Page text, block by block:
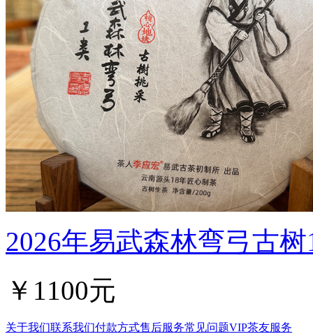
2026年易武森林弯弓古
￥1100元
关于我们联系我们付款方式售后服务常见问题VIP茶友服务